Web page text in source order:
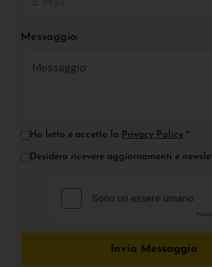
Messaggio:
Ho letto e accetto la Privacy Policy *
Desidero ricevere aggiornamenti e
Invia Messaggio